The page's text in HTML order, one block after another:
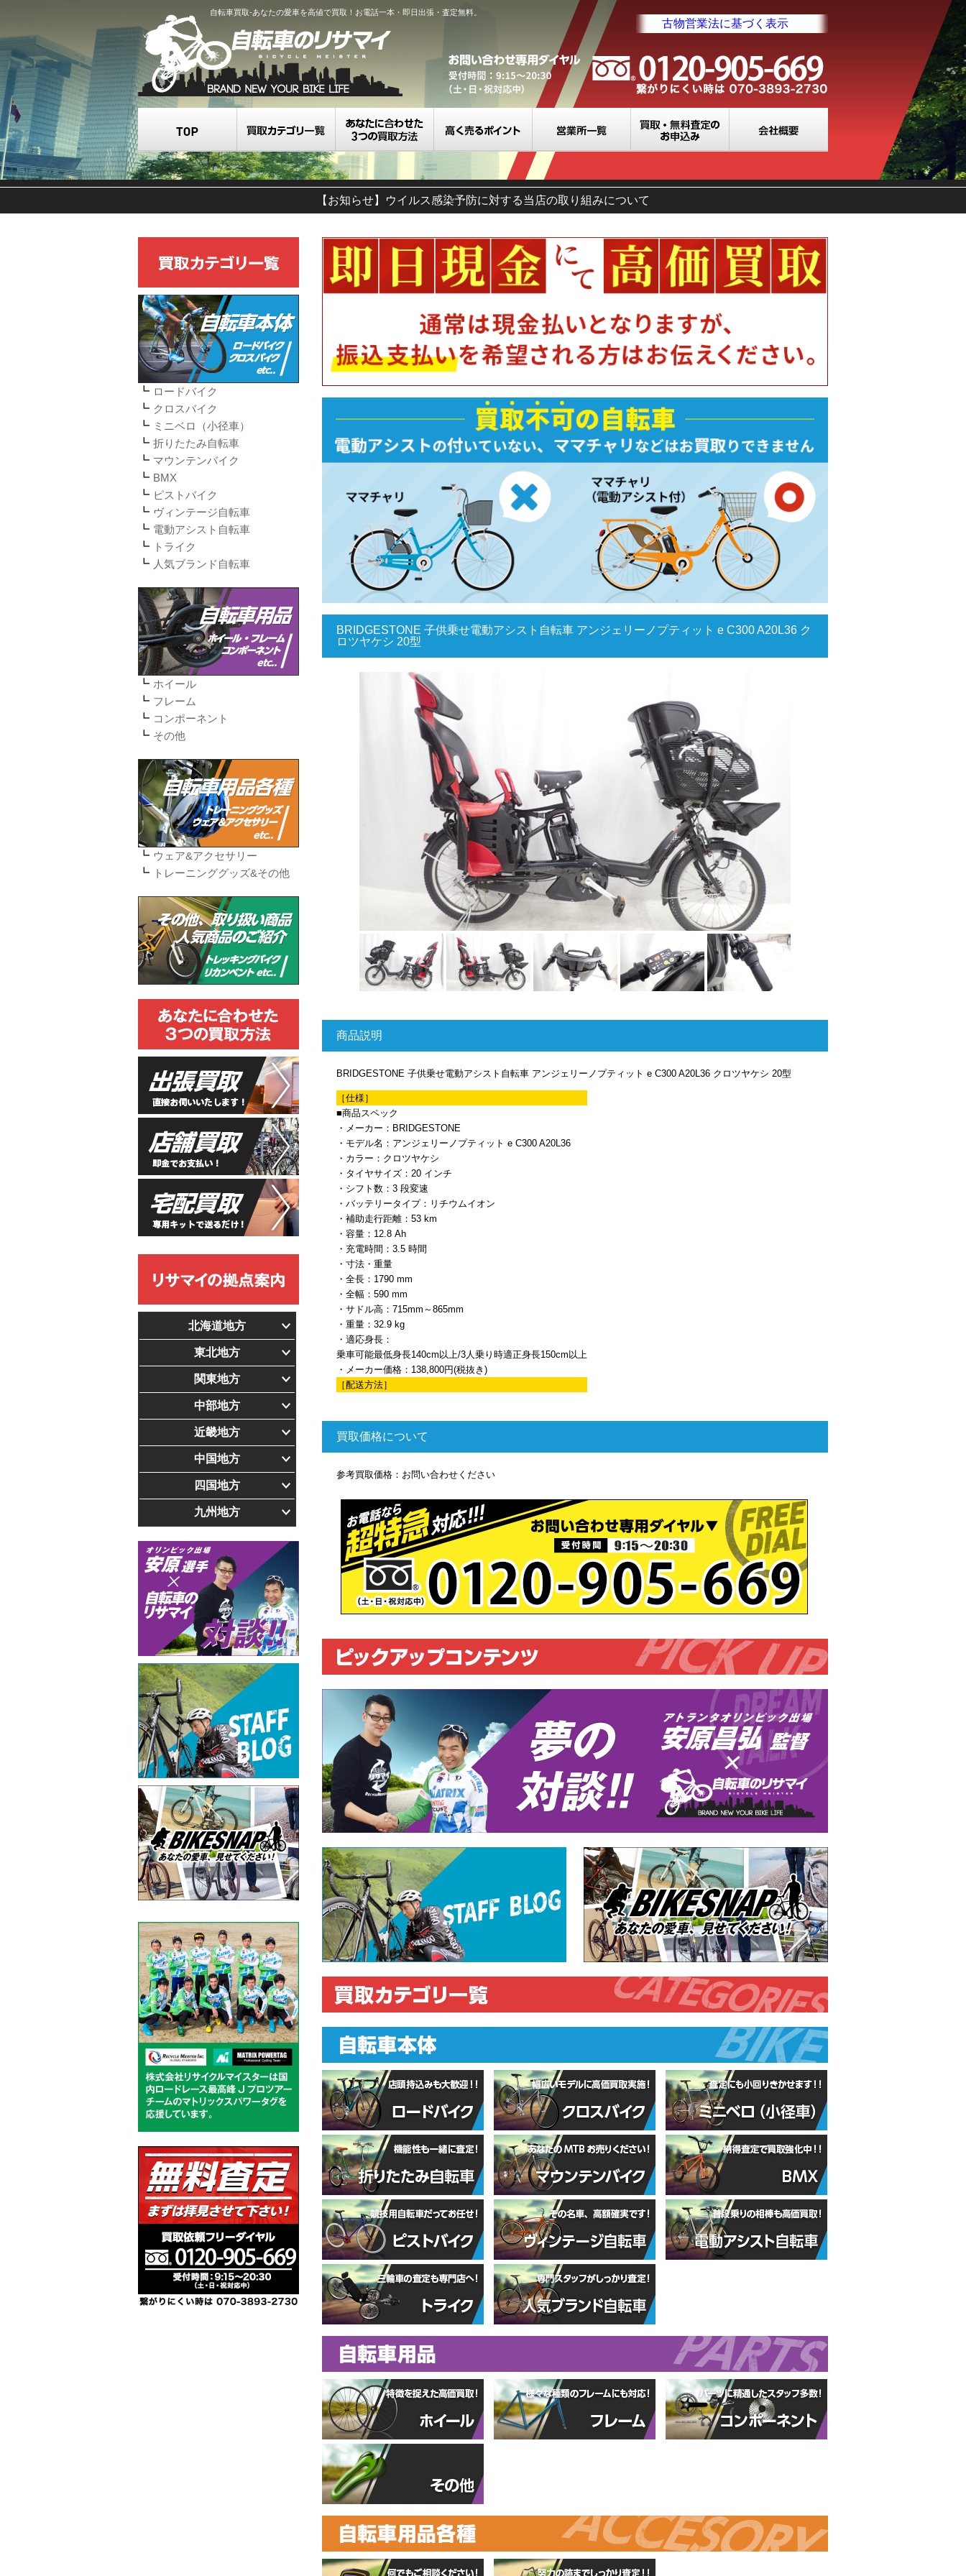
自転車買取-あなたの愛車を高値で買取！お電話一本・即日出張・査定無料。
古物営業法に基づく表示
【お知らせ】ウイルス感染予防に対する当店の取り組みについて
BRIDGESTONE 子供乗せ電動アシスト自転車 アンジェリーノプティット e C300 A20L36 ク
ロツヤケシ 20型
商品説明
BRIDGESTONE 子供乗せ電動アシスト自転車 アンジェリーノプティット e C300 A20L36 クロツヤケシ 20型
［仕様］
■商品スペック
・メーカー：BRIDGESTONE
・モデル名：アンジェリーノプティット e C300 A20L36
・カラー：クロツヤケシ
・タイヤサイズ：20 インチ
・シフト数：3 段変速
・バッテリータイプ：リチウムイオン
・補助走行距離：53 km
・容量：12.8 Ah
・充電時間：3.5 時間
・寸法・重量
・全長：1790 mm
・全幅：590 mm
・サドル高：715mm～865mm
・重量：32.9 kg
・適応身長：
乗車可能最低身長140cm以上/3人乗り時適正身長150cm以上
・メーカー価格：138,800円(税抜き)
［配送方法］
買取価格について
参考買取価格：お問い合わせください
ロードバイク
クロスバイク
ミニベロ（小径車）
折りたたみ自転車
マウンテンバイク
BMX
ピストバイク
ヴィンテージ自転車
電動アシスト自転車
トライク
人気ブランド自転車
ホイール
フレーム
コンポーネント
その他
ウェア&アクセサリー
トレーニンググッズ&その他
北海道地方
東北地方
関東地方
中部地方
近畿地方
中国地方
四国地方
九州地方